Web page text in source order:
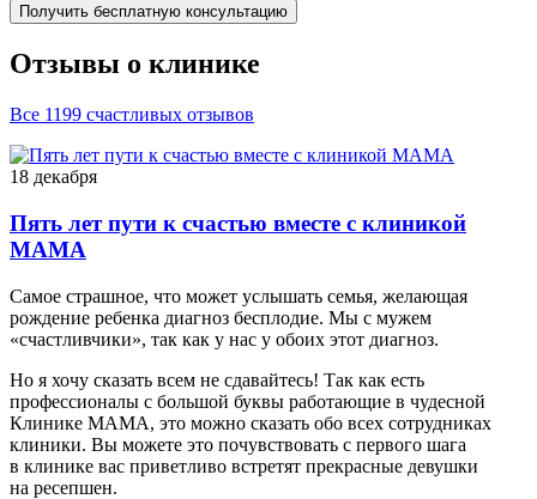
Получить бесплатную консультацию
Отзывы о клинике
Все 1199 счастливых отзывов
18 декабря
Пять лет пути к счастью вместе с клиникой
МАМА
Самое страшное, что может услышать семья, желающая
рождение ребенка диагноз бесплодие. Мы с мужем
«счастливчики», так как у нас у обоих этот диагноз.
Но я хочу сказать всем не сдавайтесь! Так как есть
профессионалы с большой буквы работающие в чудесной
Клинике МАМА, это можно сказать обо всех сотрудниках
клиники. Вы можете это почувствовать с первого шага
в клинике вас приветливо встретят прекрасные девушки
на ресепшен.